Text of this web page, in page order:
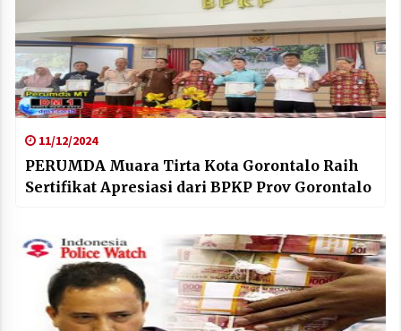
11/12/2024
PERUMDA Muara Tirta Kota Gorontalo Raih
Sertifikat Apresiasi dari BPKP Prov Gorontalo